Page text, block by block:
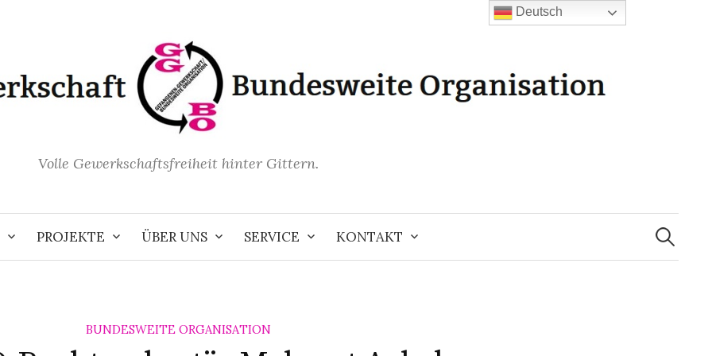
Volle Gewerkschaftsfreiheit hinter Gittern.
PROJEKTE ÜBER UNS SERVICE KONTAKT
Suchen
nach:
BUNDESWEITE ORGANISATION
Deutsch